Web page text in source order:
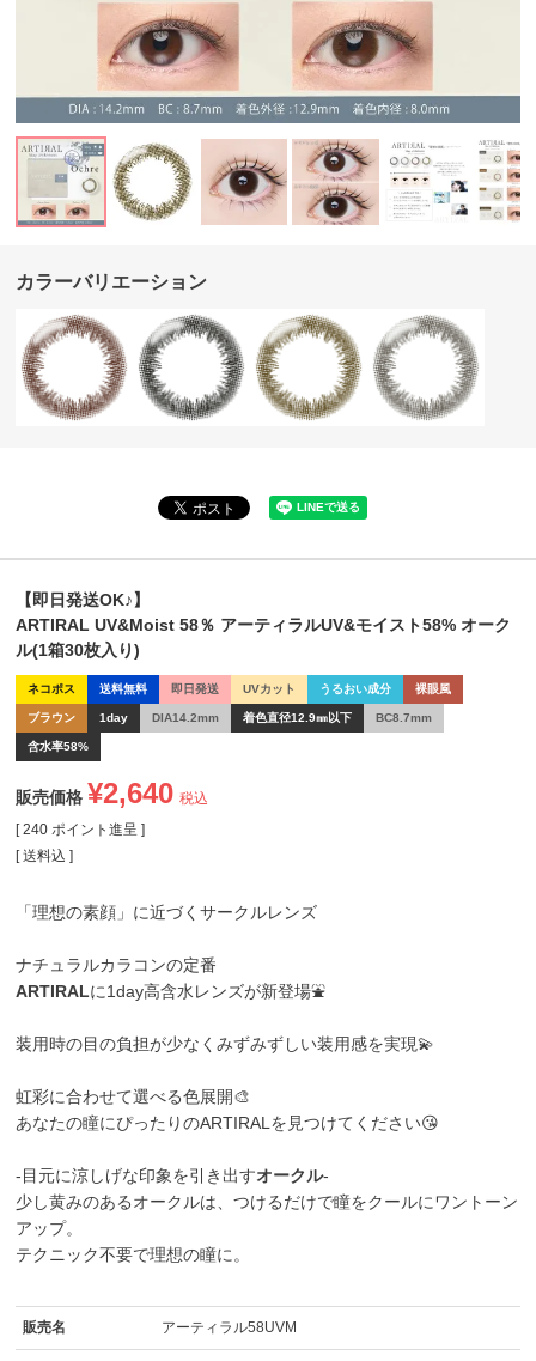
カラーバリエーション
【即日発送OK♪】
ARTIRAL UV&Moist 58％ アーティラルUV&モイスト58% オーク
ル(1箱30枚入り)
ネコポス 送料無料 即日発送 UVカット うるおい成分 裸眼風
ブラウン 1day DIA14.2mm 着色直径12.9㎜以下 BC8.7mm
含水率58%
販売価格 ¥2,640 税込
[ 240 ポイント進呈 ]
送料込
「理想の素顔」に近づくサークルレンズ
ナチュラルカラコンの定番
ARTIRALに1day高含水レンズが新登場⛲
装用時の目の負担が少なくみずみずしい装用感を実現💫
虹彩に合わせて選べる色展開🎨
あなたの瞳にぴったりのARTIRALを見つけてください😘
-目元に涼しげな印象を引き出すオークル-
少し黄みのあるオークルは、つけるだけで瞳をクールにワントーン
アップ。
テクニック不要で理想の瞳に。
販売名 アーティラル58UVM